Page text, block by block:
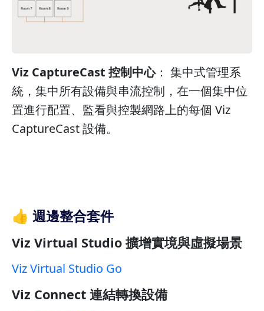
Viz CaptureCast 控制中心： 集中式管理系
統，集中所有設備與串流控制，在一個集中位
置進行配置、監看與控製網路上的每個 Viz
CaptureCast 設備。
👍 週邊整合套件
Viz Virtual Studio 擴增實境與虛擬場景
Viz Virtual Studio Go
Viz Connect 連結轉換設備